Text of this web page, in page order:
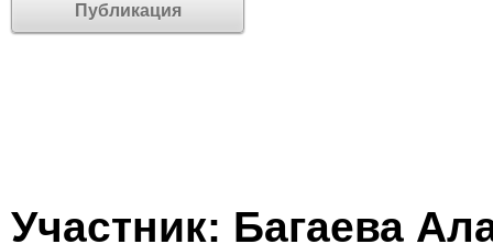
Публикация
Участник: Багаева